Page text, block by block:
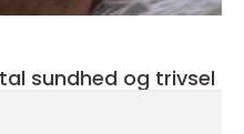
sundhed og trivsel